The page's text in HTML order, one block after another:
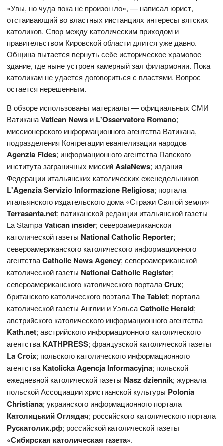
«Увы, но чуда пока не произошло», — написал юрист,
отстаивающий во властных инстанциях интересы вятских
католиков. Спор между католическим приходом и
правительством Кировской области длится уже давно.
Община пытается вернуть себе историческое храмовое
здание, где ныне устроен камерный зал филармонии. Пока
католикам не удается договориться с властями. Вопрос
остается нерешенным.
В обзоре использованы материалы — официальных СМИ
ВатиканаVatican News и L'Osservatore Romano;
миссионерского информационного агентства Ватикана,
подразделения Конгрегации евангелизации народов
Agenzia Fides; информационного агентства Папского
института заграничных миссийAsiaNews; издания
Федерации итальянских католических еженедельников
L'Agenzia Servizio Informazione Religiosa; портала
итальянского издательского дома «Стражи Святой земли»
Terrasanta.net; ватиканской редакции итальянской газеты
La StampaVatican insider; североамериканской
католической газеты National Catholic Reporter;
североамериканского католического информационного
агентстваCatholic News Agency; североамериканской
католической газеты National Catholic Register;
североамериканского католического порталаCrux;
британского католического порталаTheTablet; портала
католической газеты Англии и УэльсаCatholic Herald;
австрийского католического информационного агентства
Kath.net; австрийского информационного католического
агентстваKATHPRESS; французской католической газеты
La Croix; польского католического информационного
агентстваKatolicka Agencja Informacyjna; польской
ежедневной католической газеты Nasz dziennik; журнала
польской Ассоциации христианской культуры Polonia
Christiana; украинского информационного портала
Католицький Оглядач; российского католического портала
Рускатолик.рф; российской католической газеты
«Сибирская католическая газета».